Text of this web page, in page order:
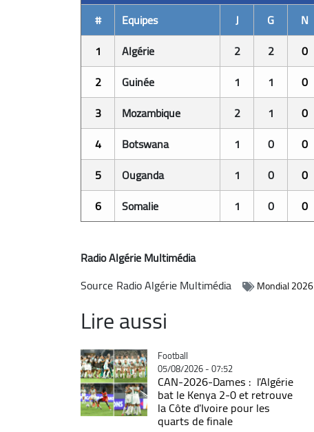
#
Equipes J G N
1
Algérie 2 2 0
2
Guinée 1 1 0
3
Mozambique 2 1 0
4
Botswana 1 0 0
5
Ouganda 1 0 0
6
Somalie 1 0 0
Radio Algérie Multimédia
Source Radio Algérie Multimédia Mondial 2026
Lire aussi
Catégorie
Football
05/08/2026 - 07:52
CAN-2026-Dames : l'Algérie
bat le Kenya 2-0 et retrouve
la Côte d'Ivoire pour les
quarts de finale